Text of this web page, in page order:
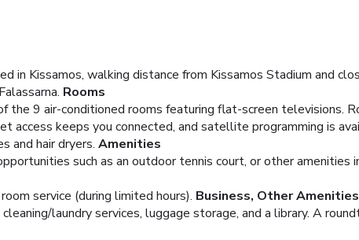
in Kissamos, walking distance from Kissamos Stadium and
Rooms
the 9 air-conditioned rooms featuring flat-screen televisions.
access keeps you connected, and satellite programming is
and hair dryers. Amenities
such as an outdoor tennis court, or other
service (during limited hours). Business, Other Amenities
laundry services, luggage storage, and a library. A